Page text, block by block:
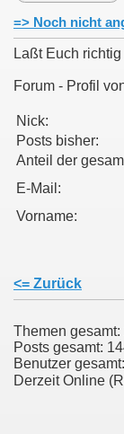
=> Noch nicht
Laßt Euch
Forum - Profil
Nick:
Posts bisher:
Anteil der
E-Mail:
Vorname:
<= Zurück
Themen gesamt:
Posts gesamt:
Benutzer
Derzeit Online